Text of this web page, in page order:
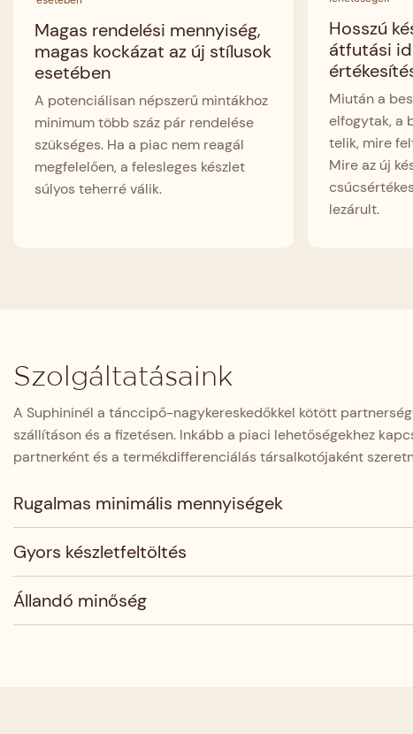
Magas rendelési mennyiség,
magas kockázat az új stílusok
esetében
A potenciálisan népszerű mintákhoz
minimum több száz pár rendelése
szükséges. Ha a piac nem reagál
megfelelően, a felesleges készlet
súlyos teherré válik.
Hosszú
átfutási
Miután a
elfogytak, a
telik, mire
Mire az új
lezárult.
Szolgáltatásaink
A Suphininél a tánccipő-nagykereskedőkkel kötött
szállításon és a fizetésen. Inkább a piaci lehetőségekhez
partnerként és a termékdifferenciálás társalkotójaként
Rugalmas minimális mennyiségek
Gyors készletfeltöltés
Állandó minőség